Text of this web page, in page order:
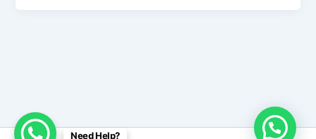
Need Help?